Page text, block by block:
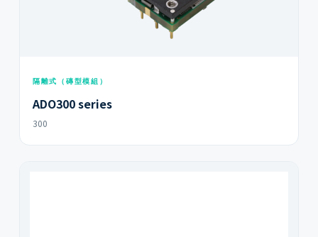
隔離式（磚型模組）
ADO300 series
300